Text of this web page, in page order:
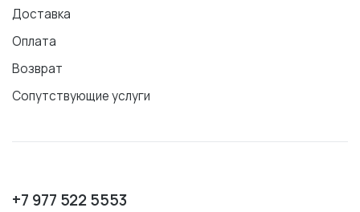
Доставка
Оплата
Возврат
Сопутствующие услуги
+7 977 522 5553